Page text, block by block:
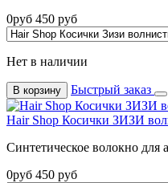
0руб 450 руб
Нет в наличии
В корзину Быстрый заказ
Hair Shop Косички ЗИЗИ
Синтетическое волокно для
0руб 450 руб